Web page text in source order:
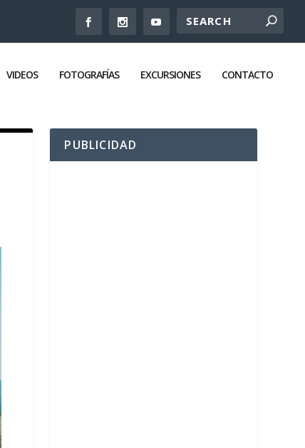
VIDEOS FOTOGRAFÍAS EXCURSIONES CONTACTO
PUBLICIDAD